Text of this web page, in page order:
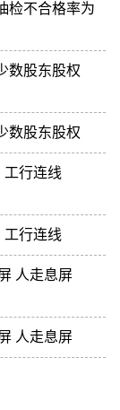
检不合格率为
数股东股权
数股东股权
工行连线
工行连线
人走息屏
人走息屏